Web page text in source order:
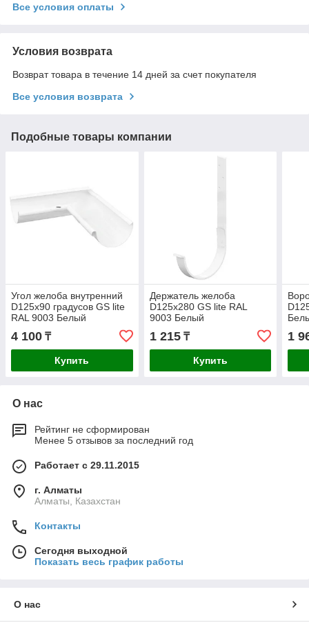
Все условия оплаты
Условия возврата
Возврат товара в течение 14 дней за счет покупателя
Все условия возврата
Подобные товары компании
Угол желоба внутренний
D125х90 градусов GS lite
RAL 9003 Белый
4 100 ₸
Купить
Держатель желоба
D125х280 GS lite RAL
9003 Белый
1 215₸
Купить
1
О нас
Рейтинг не сформирован
Менее 5 отзывов за последний год
Работает с 29.11.2015
г. Алматы
Алматы, Казахстан
Контакты
Сегодня выходной
Показать весь график работы
О нас